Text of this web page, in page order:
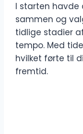
I starten
sammen og
tidlige stadier
tempo. Med
hvilket førte til
fremtid.